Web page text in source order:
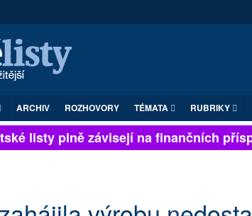
ARCHIV ROZHOVORY TÉMATA RUBRIKY
listy plně závisejí na finančních